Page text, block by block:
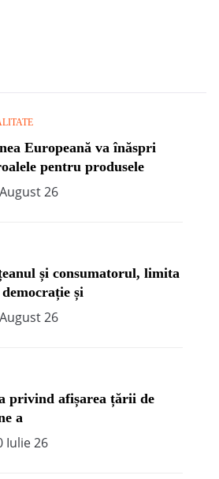
Europeană va înăspri
pentru produsele
26
și consumatorul, limita
și
26
privind afișarea țării de
a
Iulie 26